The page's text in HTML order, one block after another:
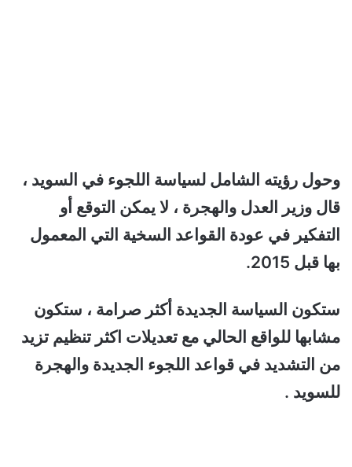
وحول رؤيته الشامل لسياسة اللجوء في السويد ،
قال وزير العدل والهجرة ، لا يمكن التوقع أو
التفكير في عودة القواعد السخية التي المعمول
بها قبل 2015.
ستكون السياسة الجديدة أكثر صرامة ، ستكون
مشابها للواقع الحالي مع تعديلات اكثر تنظيم تزيد
من التشديد في قواعد اللجوء الجديدة والهجرة
للسويد .